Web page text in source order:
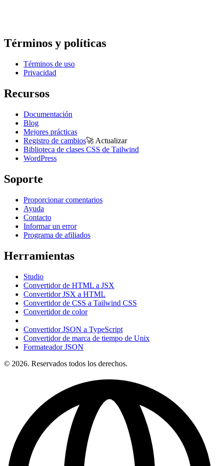
Términos y políticas
Términos de uso
Privacidad
Recursos
Documentación
Blog
Mejores prácticas
Registro de cambios🚀 Actualizar
Biblioteca de clases CSS de Tailwind
WordPress
Soporte
Proporcionar comentarios
Ayuda
Contacto
Informar un error
Programa de afiliados
Herramientas
Studio
Convertidor de HTML a JSX
Convertidor JSX a HTML
Convertidor de CSS a Tailwind CSS
Convertidor de color
Convertidor JSON a TypeScript
Convertidor de marca de tiempo de Unix
Formateador JSON
© 2026. Reservados todos los derechos.